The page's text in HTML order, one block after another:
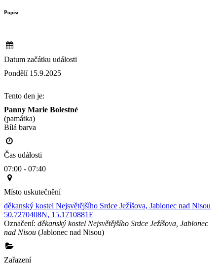
Popis:
Datum začátku události
Pondělí 15.9.2025
Tento den je:
Panny Marie Bolestné
(památka)
Bílá barva
Čas události
07:00 - 07:40
Místo uskutečnění
děkanský kostel Nejsvětějšího Srdce Ježíšova, Jablonec nad Nisou
50.7270408N, 15.1710881E
Označení: děkanský kostel Nejsvětějšího Srdce Ježíšova, Jablonec
nad Nisou (Jablonec nad Nisou)
Zařazení